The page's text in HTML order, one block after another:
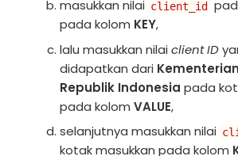
masukkan nilai client_id
pada kolom KEY,
lalu masukkan nilai client ID
didapatkan dari
Republik Indonesia pada
pada kolom VALUE,
selanjutnya masukkan nilai
kotak masukkan pada kolom